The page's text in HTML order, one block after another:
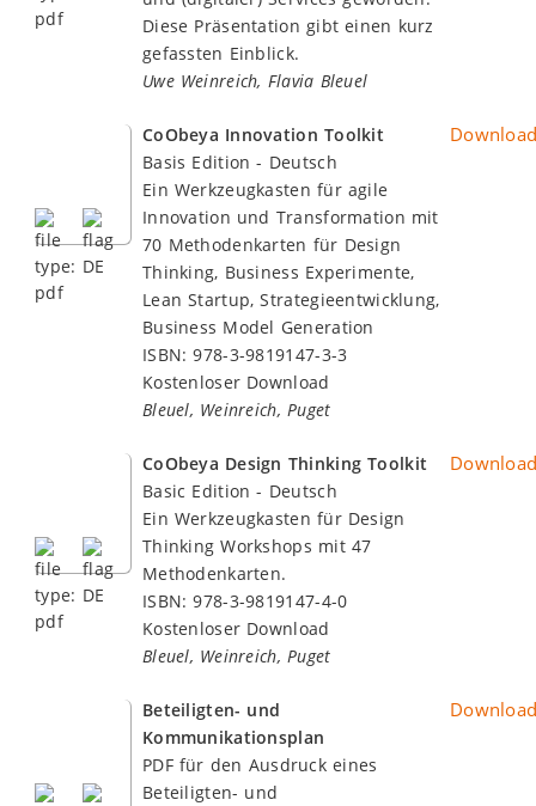
Diese Präsentation gibt einen kurz
gefassten Einblick.
Uwe Weinreich, Flavia Bleuel
CoObeya Innovation Toolkit
Basis Edition - Deutsch
Ein Werkzeugkasten für agile
Innovation und Transformation mit
70 Methodenkarten für Design
Thinking, Business Experimente,
Lean Startup, Strategieentwicklung,
Business Model Generation
ISBN: 978-3-9819147-3-3
Kostenloser Download
Bleuel, Weinreich, Puget
CoObeya Design Thinking Toolkit
Basic Edition - Deutsch
Ein Werkzeugkasten für Design
Thinking Workshops mit 47
Methodenkarten.
ISBN: 978-3-9819147-4-0
Kostenloser Download
Bleuel, Weinreich, Puget
Beteiligten- und
Kommunikationsplan
PDF für den Ausdruck eines
Beteiligten- und